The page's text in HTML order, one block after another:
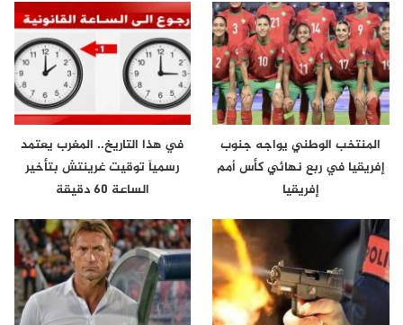
المنتخب الوطني يواجه جنوب
إفريقيا في ربع نهائي كأس أمم
إفريقيا
في هذا التاريخ.. المغرب يعتمد
رسمياً توقيت غرينتش بتأخير
الساعة 60 دقيقة